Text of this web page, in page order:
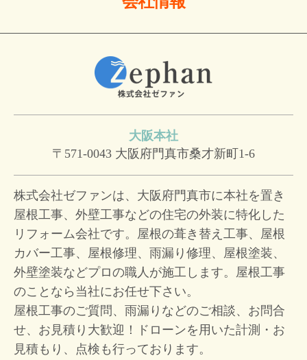
大阪本社
〒571-0043 大阪府門真市桑才新町1-6
株式会社ゼファンは、大阪府門真市に本社を置き
屋根工事、外壁工事などの住宅の外装に特化した
リフォーム会社です。屋根の葺き替え工事、屋根
カバー工事、屋根修理、雨漏り修理、屋根塗装、
外壁塗装などプロの職人が施工します。屋根工事
のことなら当社にお任せ下さい。
屋根工事のご質問、雨漏りなどのご相談、お問合
せ、お見積り大歓迎！
ドローンを用いた計測・お
見積もり、点検も行っております。